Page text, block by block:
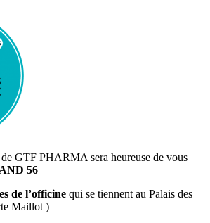
de GTF PHARMA sera heureuse de vous
56
de l’officine qui se tiennent au Palais des
Maillot )